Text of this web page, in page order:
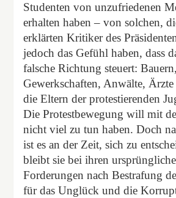
Studenten von unzufriedenen
erhalten haben – von solchen,
erklärten Kritiker des
jedoch das Gefühl haben, dass
falsche Richtung steuert:
Gewerkschaften, Anwälte,
die Eltern der protestierenden
Die Protestbewegung will mit
nicht viel zu tun haben. Doch
ist es an der Zeit, sich zu
bleibt sie bei ihren
Forderungen nach Bestrafung
für das Unglück und die